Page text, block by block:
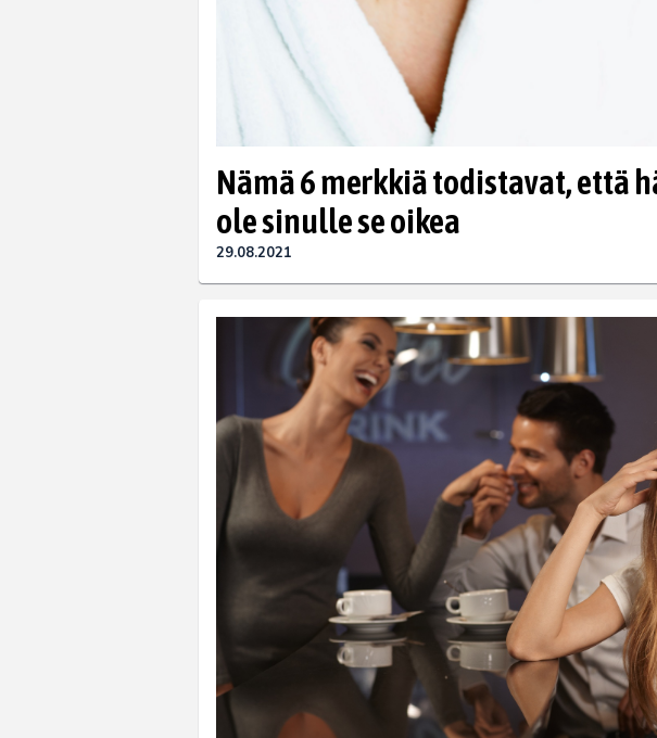
Nämä 6 merkkiä todistavat, että
ole sinulle se oikea
29.08.2021